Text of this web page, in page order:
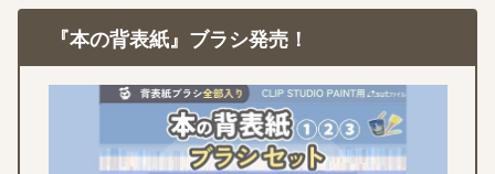
『本の背表紙』ブラシ発売！